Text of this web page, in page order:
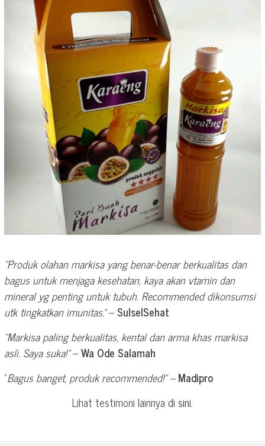
“Produk olahan markisa yang benar-benar berkualitas dan
bagus untuk menjaga kesehatan, kaya akan vtamin dan
mineral yg penting untuk tubuh. Recommended dikonsumsi
utk tingkatkan imunitas.”–SulselSehat
“Markisa paling berkualitas, kental dan arma khas markisa
asli. Saya suka!”–Wa Ode Salamah
“Bagus banget, produk recommended!” –Madipro
Lihat testimoni lainnyadi sini.